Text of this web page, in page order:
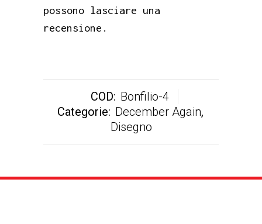
possono lasciare una
recensione.
COD: Bonfilio-4
Categorie: December Again,
Disegno